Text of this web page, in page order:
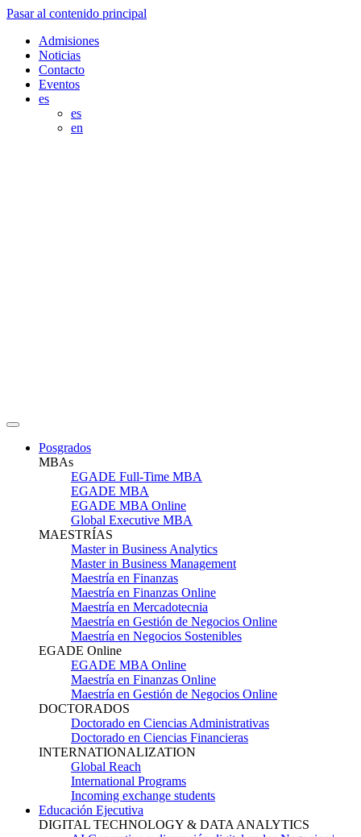
Pasar al contenido principal
Admisiones
Noticias
Contacto
Eventos
es
es
en
Posgrados
MBAs
EGADE Full-Time MBA
EGADE MBA
EGADE MBA Online
Global Executive MBA
MAESTRÍAS
Master in Business Analytics
Master in Business Management
Maestría en Finanzas
Maestría en Finanzas Online
Maestría en Mercadotecnia
Maestría en Gestión de Negocios Online
Maestría en Negocios Sostenibles
EGADE Online
EGADE MBA Online
Maestría en Finanzas Online
Maestría en Gestión de Negocios Online
DOCTORADOS
Doctorado en Ciencias Administrativas
Doctorado en Ciencias Financieras
INTERNATIONALIZATION
Global Reach
International Programs
Incoming exchange students
Educación Ejecutiva
DIGITAL TECHNOLOGY & DATA ANALYTICS